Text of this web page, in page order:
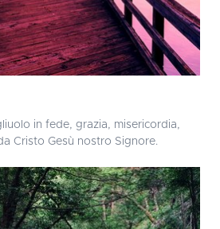
in fede, grazia, misericordia,
Cristo Gesù nostro Signore.